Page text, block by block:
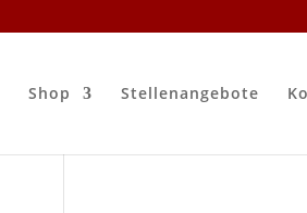
Shop Stellenangebote